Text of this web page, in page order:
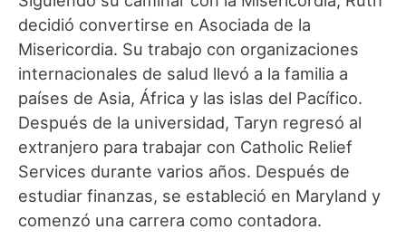
decidió convertirse en Asociada de la
Misericordia. Su trabajo con organizaciones
internacionales de salud llevó a la familia a
países de Asia, África y las islas del Pacífico.
Después de la universidad, Taryn regresó al
extranjero para trabajar con Catholic Relief
Services durante varios años. Después de
estudiar finanzas, se estableció en Maryland y
comenzó una carrera como contadora.